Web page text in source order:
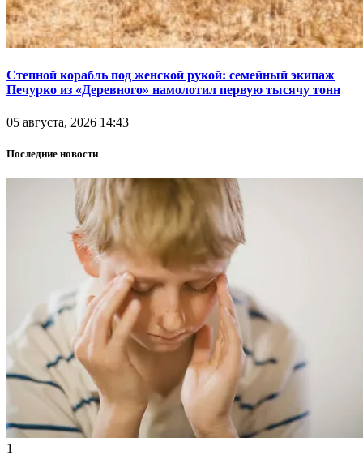
Степной корабль под женской рукой: семейный экипаж
Печурко из «Деревного» намолотил первую тысячу тонн
05 августа, 2026 14:43
Последние новости
1